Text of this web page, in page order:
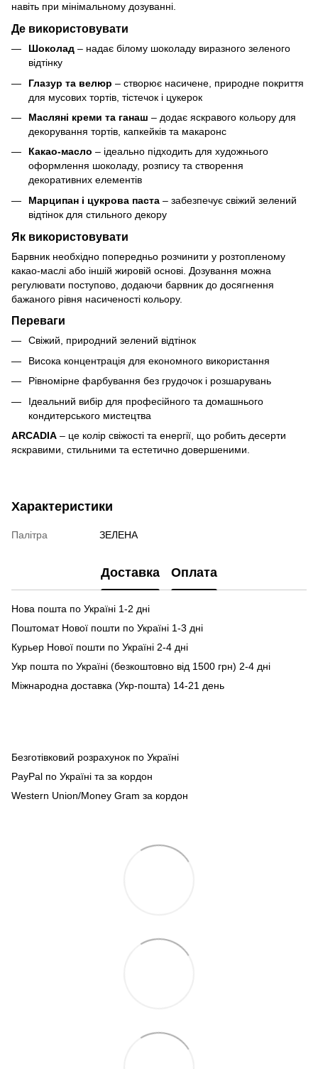
навіть при мінімальному дозуванні.
Де використовувати
Шоколад – надає білому шоколаду виразного зеленого
відтінку
Глазур та велюр – створює насичене, природне покриття
для мусових тортів, тістечок і цукерок
Масляні креми та ганаш – додає яскравого кольору для
декорування тортів, капкейків та макаронс
Какао-масло – ідеально підходить для художнього
оформлення шоколаду, розпису та створення
декоративних елементів
Марципан і цукрова паста – забезпечує свіжий зелений
відтінок для стильного декору
Як використовувати
Барвник необхідно попередньо розчинити у розтопленому
какао-маслі або іншій жировій основі. Дозування можна
регулювати поступово, додаючи барвник до досягнення
бажаного рівня насиченості кольору.
Переваги
Свіжий, природний зелений відтінок
Висока концентрація для економного використання
Рівномірне фарбування без грудочок і розшарувань
Ідеальний вибір для професійного та домашнього
кондитерського мистецтва
ARCADIA – це колір свіжості та енергії, що робить десерти
яскравими, стильними та естетично довершеними.
Характеристики
Палітра ЗЕЛЕНА
Доставка Оплата
Нова пошта по Україні 1-2 дні
Поштомат Нової пошти по Україні 1-3 дні
Курьер Нової пошти по Україні 2-4 дні
Укр пошта по Україні (безкоштовно від 1500 грн) 2-4 дні
Міжнародна доставка (Укр-пошта) 14-21 день
Безготівковий розрахунок по Україні
PayPal по Україні та за кордон
Western Union/Money Gram за кордон